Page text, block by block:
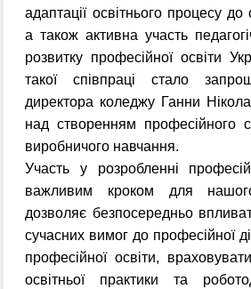
адаптації освітнього процесу до
а також активна участь
розвитку професійної освіти
такої співпраці стало
директора коледжу Ганни
над створенням професійного
виробничого навчання.
Участь у розробленні
важливим кроком для
дозволяє безпосередньо
сучасних вимог до професійної
професійної освіти,
освітньої практики та